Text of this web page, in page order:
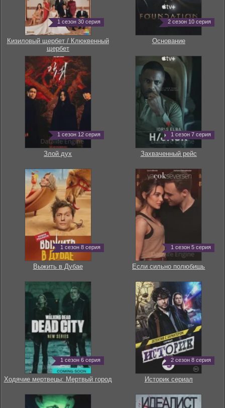
1 сезон 30 серия
Кизиловый щербет / Клюквенный
щербет
2 сезон 10 серия
Основание
1 сезон 12 серия
Злой дух
1 сезон 7 серия
Захваченный рейс
1 сезон 8 серия
Выжить в Дубае
1 сезон 5 серия
Если сильно полюбишь
1 сезон 6 серия
Ходячие мертвецы: Мертвый город
2 сезон 8 серия
Историк сериал